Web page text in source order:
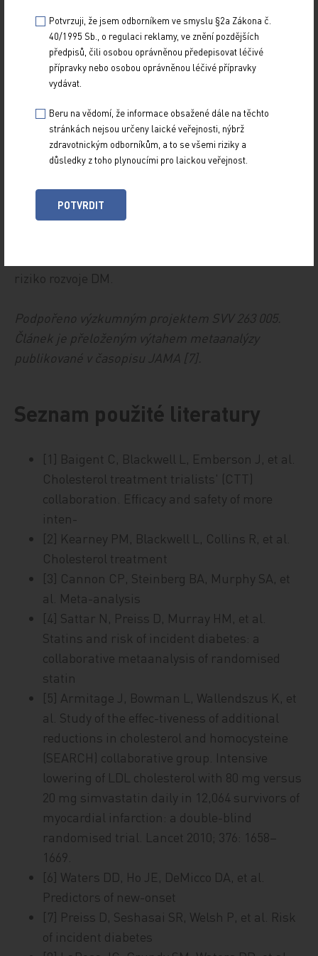
choroby srdeční, zatímco výskyt KV příhod byl u
obou stavů nižší.
Analýza citlivosti
V analýze citlivosti získali autoři podobné výsledky
jako v primární analýze pro průměrné riziko
redukci KV příhod (hodnoceno ve všech 5 studiích).
Ve studiích [8, 9], které však na rozdíl od primární
riziko rozvoje DM.
Podpořeno výzkumným projektem SVV 263 005.
Článek je přeloženým výtahem metaanalýzy
publikované v časopisu JAMA [7].
Seznam použité literatury
[1] Baigent C, Blackwell L, Emberson J, et al.
Cholesterol treatment trialists' (CTT)
collaboration. Efficacy and safety of more
inten-
[2] Kearney PM, Blackwell L, Collins R, et al.
Cholesterol treatment
[3] Cannon CP, Steinberg BA, Murphy SA, et
al. Meta-analysis
[4] Sattar N, Preiss D, Murray HM, et al.
Statins and risk of incident diabetes: a
collaborative metaanalysis of randomised
statin
[5] Armitage J, Bowman L, Wallendszus K, et
al. Study of the effec-tiveness of additional
reductions in cholesterol and homocysteine
(SEARCH) collaborative group. Intensive
lowering of LDL cholesterol with 80 mg versus
20 mg simvastatin daily in 12,064 survivors of
myocardial infarction: a double-blind
randomised trial. Lancet 2010; 376: 1658–
1669.
[6] Waters DD, Ho JE, DeMicco DA, et al.
Predictors of new-onset
[7] Preiss D, Seshasai SR, Welsh P, et al. Risk
of incident diabetes
Potvrzuji, že jsem odborníkem ve smyslu §2a Zákona č.
40/1995 Sb., o regulaci reklamy, ve znění pozdějších
předpisů, čili osobou oprávněnou předepisovat léčivé
přípravky nebo osobou oprávněnou léčivé přípravky
vydávat.
Beru na vědomí, že informace obsažené dále na těchto
stránkách nejsou určeny laické veřejnosti, nýbrž
zdravotnickým odborníkům, a to se všemi riziky a
důsledky z toho plynoucími pro laickou veřejnost.
POTVRDIT